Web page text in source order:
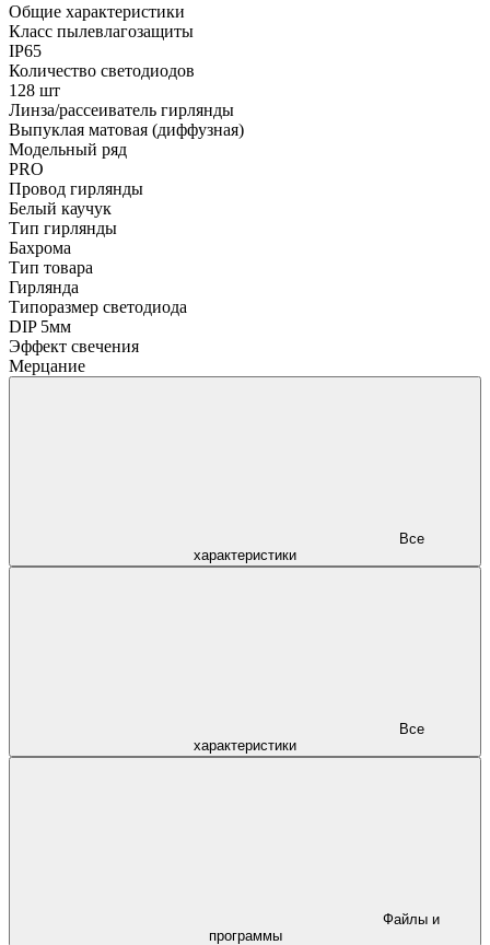
Общие характеристики
Класс пылевлагозащиты
IP65
Количество светодиодов
128 шт
Линза/рассеиватель гирлянды
Выпуклая матовая (диффузная)
Модельный ряд
PRO
Провод гирлянды
Белый каучук
Тип гирлянды
Бахрома
Тип товара
Гирлянда
Типоразмер светодиода
DIP 5мм
Эффект свечения
Мерцание
характеристики
характеристики
программы